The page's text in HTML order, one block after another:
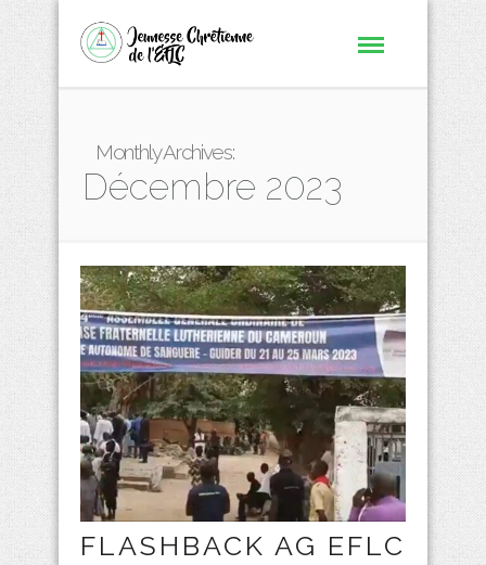
Monthly Archives:
Décembre 2023
FLASHBACK AG EFLC